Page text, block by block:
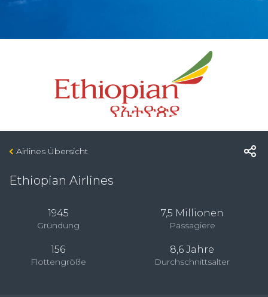
Airlines Übersicht
Ethiopian Airlines
1945
Gründung
7,5 Millionen
Passagiere
156
Flottengröße
8,6 Jahre
Durchschnittsalter